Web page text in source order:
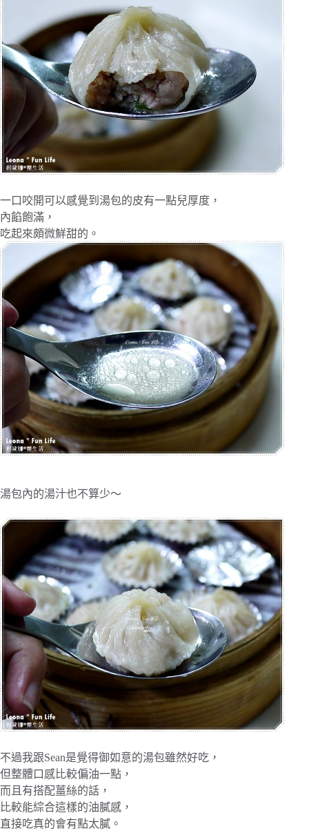
一口咬開可以感覺到湯包的皮有一點兒厚度，
內餡飽滿，
吃起來頗微鮮甜的。
湯包內的湯汁也不算少～
不過我跟Sean是覺得御如意的湯包雖然好吃，
但整體口感比較偏油一點，
而且有搭配薑絲的話，
比較能綜合這樣的油膩感，
直接吃真的會有點太膩。